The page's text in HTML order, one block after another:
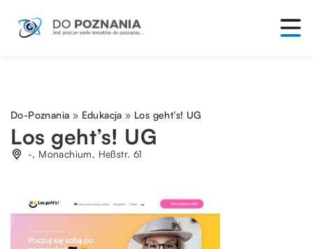
Do-Poznania » Edukacja » Los geht’s! UG
Los geht’s! UG
-, Monachium, Heßstr. 61